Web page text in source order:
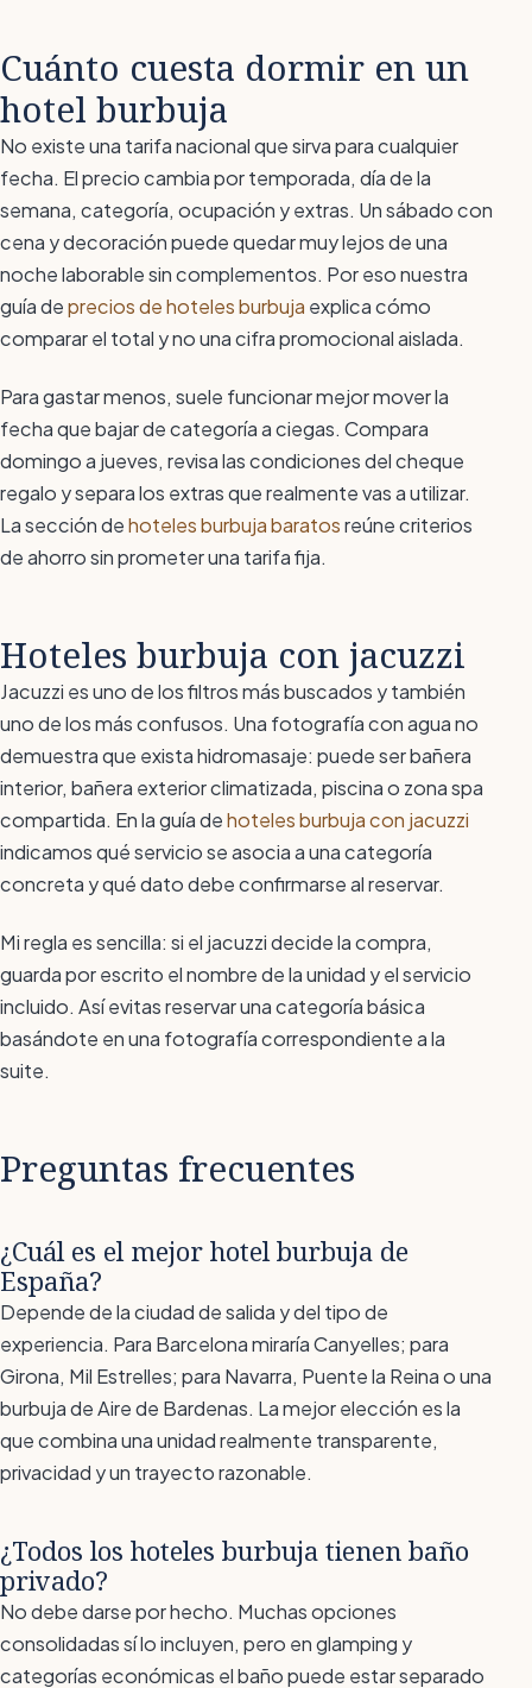
Cuánto cuesta dormir en un
hotel burbuja
No existe una tarifa nacional que sirva para cualquier
fecha. El precio cambia por temporada, día de la
semana, categoría, ocupación y extras. Un sábado con
cena y decoración puede quedar muy lejos de una
noche laborable sin complementos. Por eso nuestra
guía deprecios de hoteles burbuja explica cómo
comparar el total y no una cifra promocional aislada.
Para gastar menos, suele funcionar mejor mover la
fecha que bajar de categoría a ciegas. Compara
domingo a jueves, revisa las condiciones del cheque
regalo y separa los extras que realmente vas a utilizar.
La sección dehoteles burbuja baratosreúne criterios
de ahorro sin prometer una tarifa fija.
Hoteles burbuja con jacuzzi
Jacuzzi es uno de los filtros más buscados y también
uno de los más confusos. Una fotografía con agua no
demuestra que exista hidromasaje: puede ser bañera
interior, bañera exterior climatizada, piscina o zona spa
compartida. En la guía dehoteles burbuja con jacuzzi
indicamos qué servicio se asocia a una categoría
concreta y qué dato debe confirmarse al reservar.
Mi regla es sencilla: si el jacuzzi decide la compra,
guarda por escrito el nombre de la unidad y el servicio
incluido. Así evitas reservar una categoría básica
basándote en una fotografía correspondiente a la
suite.
Preguntas frecuentes
¿Cuál es el mejor hotel burbuja de
España?
Depende de la ciudad de salida y del tipo de
experiencia. Para Barcelona miraría Canyelles; para
Girona, Mil Estrelles; para Navarra, Puente la Reina o una
burbuja de Aire de Bardenas. La mejor elección es la
que combina una unidad realmente transparente,
privacidad y un trayecto razonable.
¿Todos los hoteles burbuja tienen baño
privado?
No debe darse por hecho. Muchas opciones
consolidadas sí lo incluyen, pero en glamping y
categorías económicas el baño puede estar separado